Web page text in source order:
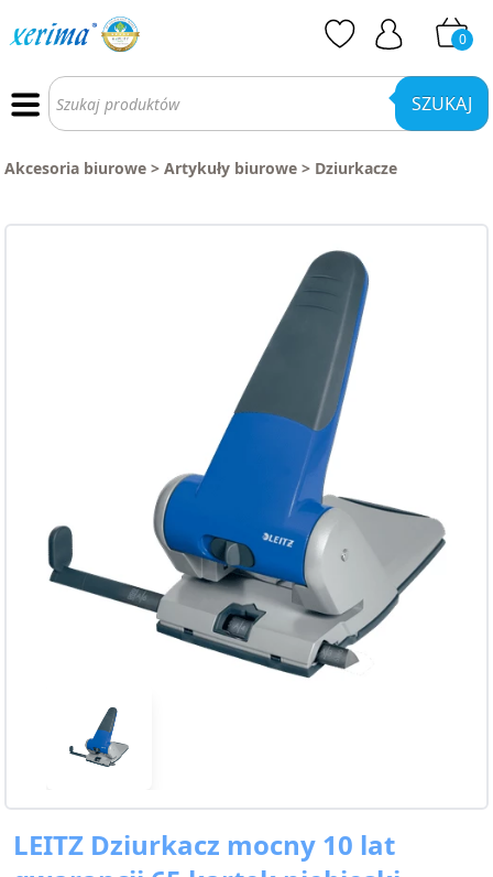
0
Wyszukiwarka
produktów SZUKAJ
Akcesoria biurowe > Artykuły biurowe > Dziurkacze
LEITZ Dziurkacz mocny 10 lat